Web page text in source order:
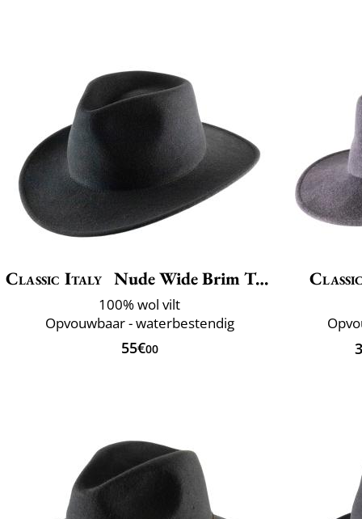
Classic Italy Nude Wide Brim Traveller
100% wol vilt
Opvouwbaar - waterbestendig
55€00